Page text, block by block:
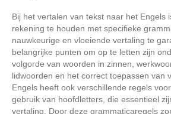
Bij het vertalen van tekst naar het Engels
rekening te houden met specifieke
nauwkeurige en vloeiende vertaling te
belangrijke punten om op te letten zijn
volgorde van woorden in zinnen,
lidwoorden en het correct toepassen van
Engels heeft ook verschillende regels
gebruik van hoofdletters, die essentieel
vertaling. Door deze grammaticaregels